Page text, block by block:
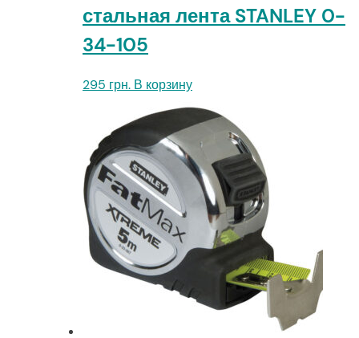
стальная лента STANLEY 0-
34-105
295 грн. В корзину